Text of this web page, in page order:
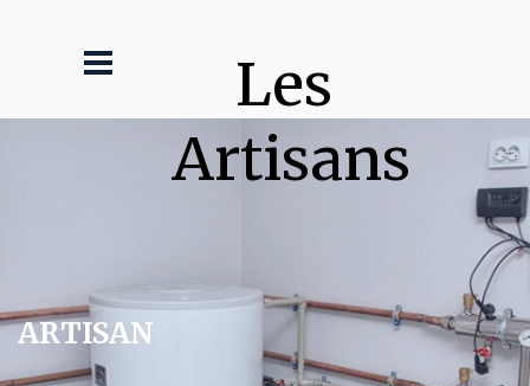
Les
Artisans
ARTISAN